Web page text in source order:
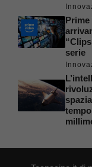
Prime
serie